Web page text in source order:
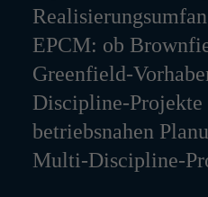
EPCM: ob
Greenfield-
Discipline-Projekte
betriebsnahen
Multi-Discipline-